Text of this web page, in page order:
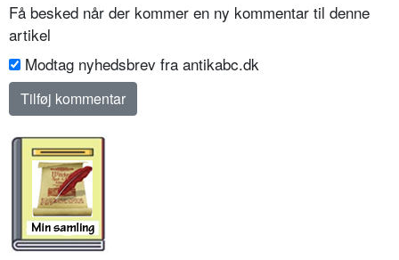
Få besked når der kommer en ny kommentar til denne
artikel
Modtag nyhedsbrev fra antikabc.dk